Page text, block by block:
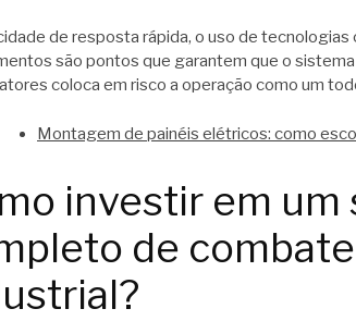
de resposta rápida, o uso de
são pontos que garantem que o
coloca em risco a operação como um
Montagem de painéis elétricos: como
investir em um
de